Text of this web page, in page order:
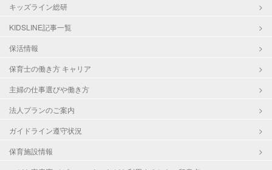
キッズライン総研
KIDSLINE記事一覧
保活情報
保育士の働き方 キャリア
主婦の仕事選びや働き方
法人プランのご案内
ガイドライン遵守状況
保育施設情報